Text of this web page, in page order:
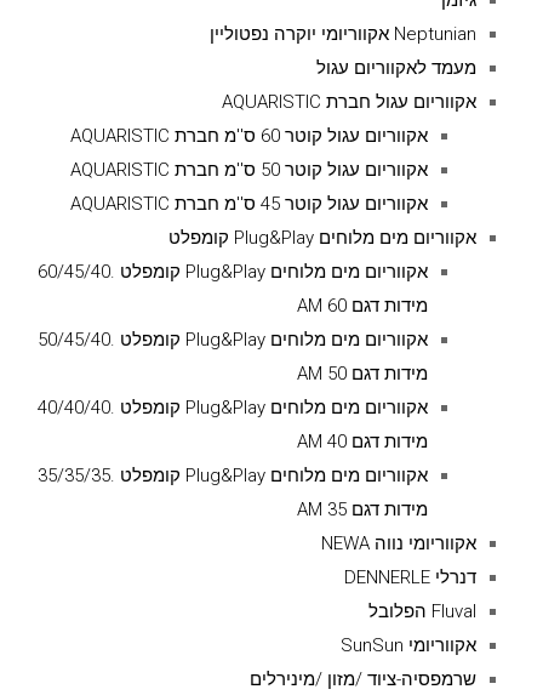
Neptunian אקווריומי יוקרה נפטוליין
מעמד לאקווריום עגול
אקווריום עגול חברת AQUARISTIC
אקווריום עגול קוטר 60 ס''מ חברת AQUARISTIC
אקווריום עגול קוטר 50 ס''מ חברת AQUARISTIC
אקווריום עגול קוטר 45 ס''מ חברת AQUARISTIC
אקווריום מים מלוחים Plug&Play קומפלט
אקווריום מים מלוחים Plug&Play קומפלט .60/45/40
מידות דגם AM 60
אקווריום מים מלוחים Plug&Play קומפלט .50/45/40
מידות דגם AM 50
אקווריום מים מלוחים Plug&Play קומפלט .40/40/40
מידות דגם AM 40
אקווריום מים מלוחים Plug&Play קומפלט .35/35/35
מידות דגם AM 35
אקווריומי נווה NEWA
דנרלי DENNERLE
Fluval הפלובל
אקווריומי SunSun
שרמפסיה-ציוד /מזון /מינירלים